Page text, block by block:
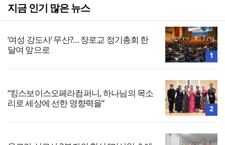
지금 인기 많은 뉴스
‘여성 강도사’ 무산?… 장로교 정기총회 한
달여 앞으로
1
“킹스보이스오페라컴퍼니, 하나님의 목소
리로 세상에 선한 영향력을”
2